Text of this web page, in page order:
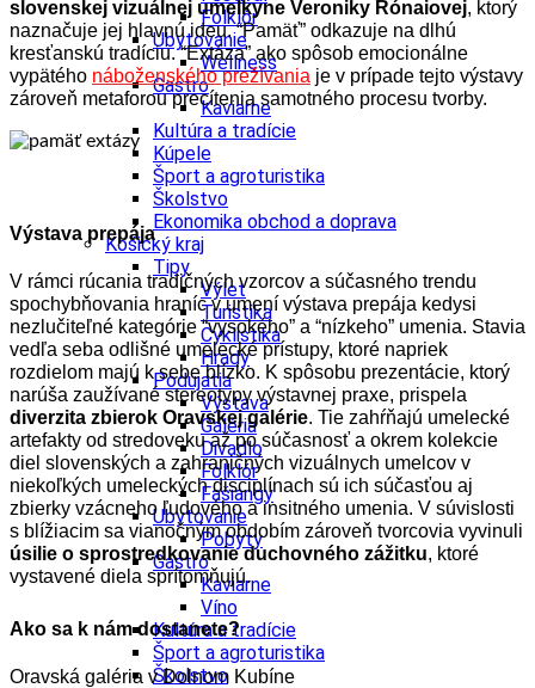
Folklór
Ubytovanie
Wellness
Gastro
Kaviarne
Kultúra a tradície
Kúpele
Šport a agroturistika
Školstvo
Ekonomika obchod a doprava
Košický kraj
Tipy
Výlet
Turistika
Cyklistika
Hrady
Podujatia
Výstava
Galéria
Divadlo
Folklór
Fašiangy
Ubytovanie
Pobyty
Gastro
Kaviarne
Víno
Kultúra a tradície
Šport a agroturistika
Školstvo
slovenskej vizuálnej umelkyne Veroniky Rónaiovej, ktorý
naznačuje jej hlavnú ideu. “Pamäť” odkazuje na dlhú
kresťanskú tradíciu. “Extáza” ako spôsob emocionálne
vypätého náboženského prežívania je v prípade tejto výstavy
zároveň metaforou precítenia samotného procesu tvorby.
Výstava prepája
V rámci rúcania tradičných vzorcov a súčasného trendu
spochybňovania hraníc v umení výstava prepája kedysi
nezlučiteľné kategórie “vysokého” a “nízkeho” umenia. Stavia
vedľa seba odlišné umelecké prístupy, ktoré napriek
rozdielom majú k sebe blízko. K spôsobu prezentácie, ktorý
narúša zaužívané stereotypy výstavnej praxe, prispela
diverzita zbierok Oravskej galérie. Tie zahŕňajú umelecké
artefakty od stredoveku až po súčasnosť a okrem kolekcie
diel slovenských a zahraničných vizuálnych umelcov v
niekoľkých umeleckých disciplínach sú ich súčasťou aj
zbierky vzácneho ľudového a insitného umenia. V súvislosti
s blížiacim sa vianočným obdobím zároveň tvorcovia vyvinuli
úsilie o sprostredkovanie duchovného zážitku, ktoré
vystavené diela sprítomňujú.
Ako sa k nám dostanete?
Oravská galéria v Dolnom Kubíne